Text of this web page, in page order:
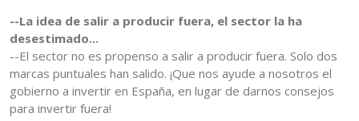
--La idea de salir a producir fuera, el sector la ha
desestimado...
--El sector no es propenso a salir a producir fuera. Solo dos
marcas puntuales han salido. ¡Que nos ayude a nosotros el
gobierno a invertir en España, en lugar de darnos consejos
para invertir fuera!